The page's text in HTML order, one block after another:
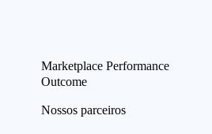
Marketplace Performance
Outcome
Nossos parceiros